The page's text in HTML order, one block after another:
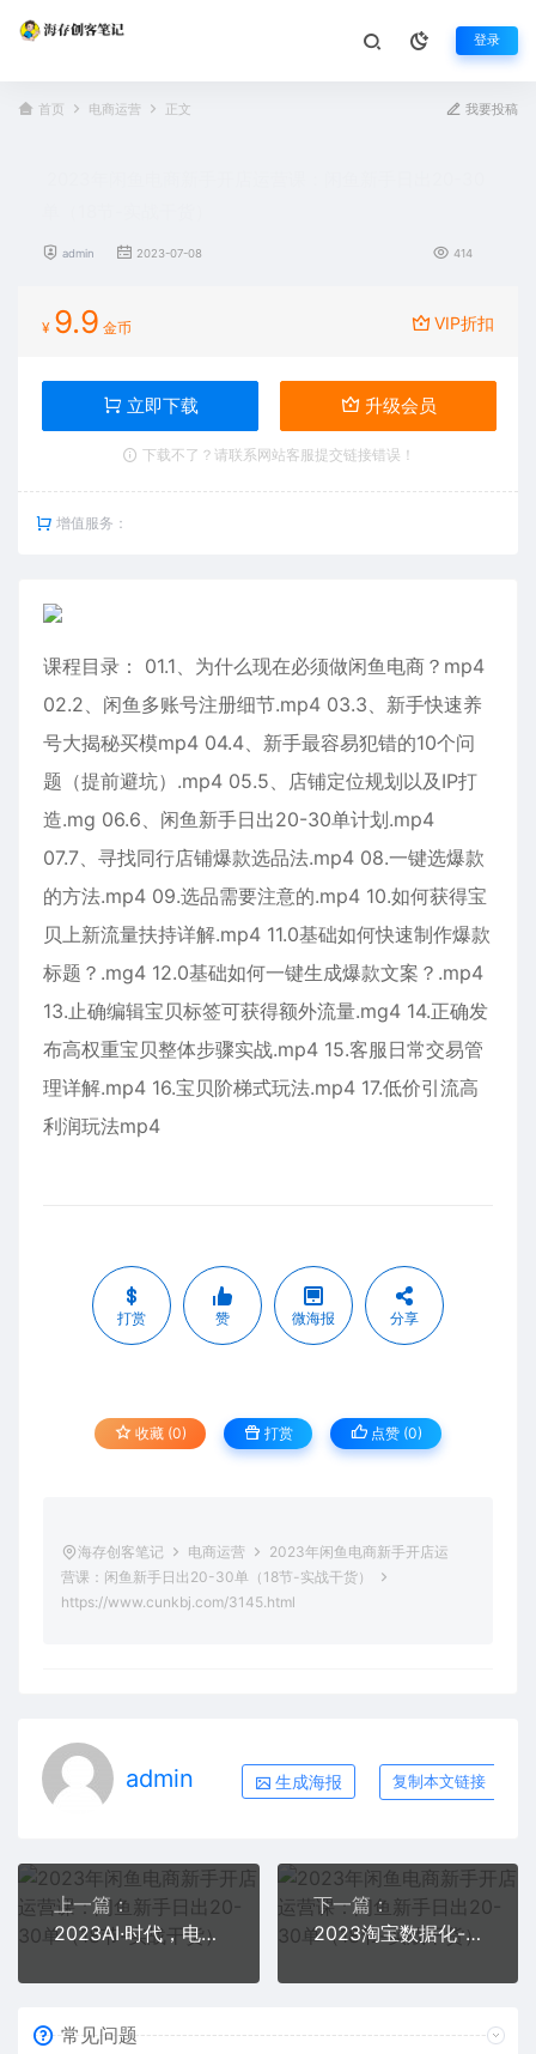
登录
首页 电商运营 正文 我要投稿
admin 2023-07-08 414
¥ 9.9 金币 VIP折扣
立即下载 升级会员
下载不了？请联系网站客服提交链接错误！
增值服务：
课程目录： 01.1、为什么现在必须做闲鱼电商？mp4
02.2、闲鱼多账号注册细节.mp4 03.3、新手快速养
号大揭秘买模mp4 04.4、新手最容易犯错的10个问
题（提前避坑）.mp4 05.5、店铺定位规划以及IP打
造.mg 06.6、闲鱼新手日出20-30单计划.mp4
07.7、寻找同行店铺爆款选品法.mp4 08.一键选爆款
的方法.mp4 09.选品需要注意的.mp4 10.如何获得宝
贝上新流量扶持详解.mp4 11.0基础如何快速制作爆款
标题？.mg4 12.0基础如何一键生成爆款文案？.mp4
13.止确编辑宝贝标签可获得额外流量.mg4 14.正确发
布高权重宝贝整体步骤实战.mp4 15.客服日常交易管
理详解.mp4 16.宝贝阶梯式玩法.mp4 17.低价引流高
利润玩法mp4
打赏 赞 微海报 分享
收藏 (0) 打赏 点赞 (0)
海存创客笔记 电商运营
2023年闲鱼电商新手开店运
营课：闲鱼新手日出20-30单（18节-实战干货）
https://www.cunkbj.com/3145.html
admin 生成海报 复制本文链接
上一篇：
2023AI·时代，电商老板的必修课，理论+实操+工具，驱动电商销售转化
下一篇：
2023淘宝数据化-运营 14式，深度解析数据化知识，帮你从小白成长为高级运营
常见问题